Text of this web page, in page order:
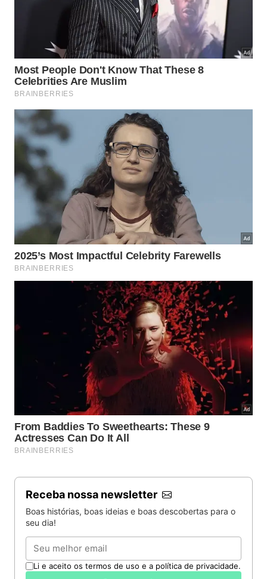
Receba nossa newsletter
Boas histórias, boas ideias e boas descobertas para o
seu dia!
Email
Li e aceito os termos de uso e a política de privacidade.